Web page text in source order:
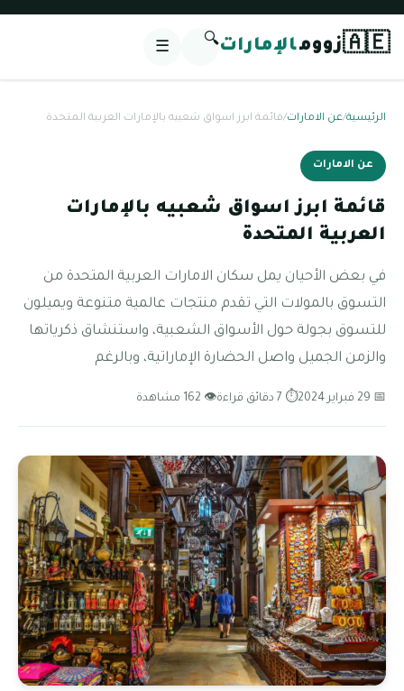
🇦🇪زوومالإمارات🔍
☰
الرئيسية/عن الامارات/قائمة ابرز اسواق شعبيه بالإمارات العربية المتحدة
عن الامارات
قائمة ابرز اسواق شعبيه بالإمارات
العربية المتحدة
في بعض الأحيان يمل سكان الامارات العربية المتحدة من
التسوق بالمولات التي تقدم منتجات عالمية متنوعة ويميلون
للتسوق بجولة حول الأسواق الشعبية، واستنشاق ذكرياتها
والزمن الجميل واصل الحضارة الإماراتية، وبالرغم
📅 29 فبراير 2024 ⏱ 7 دقائق قراءة 👁 162 مشاهدة